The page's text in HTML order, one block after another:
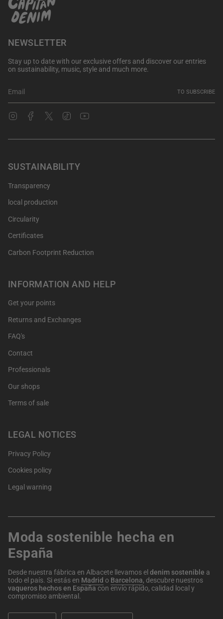
NEWSLETTER
Stay up to date with our exclusive offers and discover our entries
on sustainability, music, style and much more.
TO SUBSCRIBE
InstagramFacebook
Twitter TikTok
SUSTAINABILITY
Transparency
local production
Circularity
Certificates
Carbon Footprint Reduction
INFORMATION AND HELP
Get your points
Returns and Exchanges
FAQ's
Contact
Professionals
Our shops
Terms of sale
LEGAL NOTICES
Privacy Policy
Cookies policy
Legal warning
Moda sostenible hecha en
España
Desde nuestra fábrica en Albacete llevamos el denim sostenible a
todo el país. Si estás en Madrid o Barcelona, descubre nuestros
vaqueros hechos en España con envío rápido, calidad local y
compromiso ambiental.